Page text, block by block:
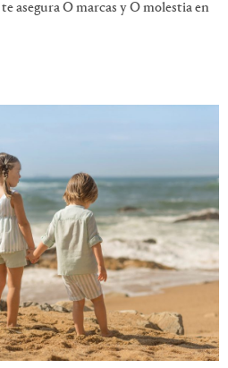
te asegura O marcas y O molestia en